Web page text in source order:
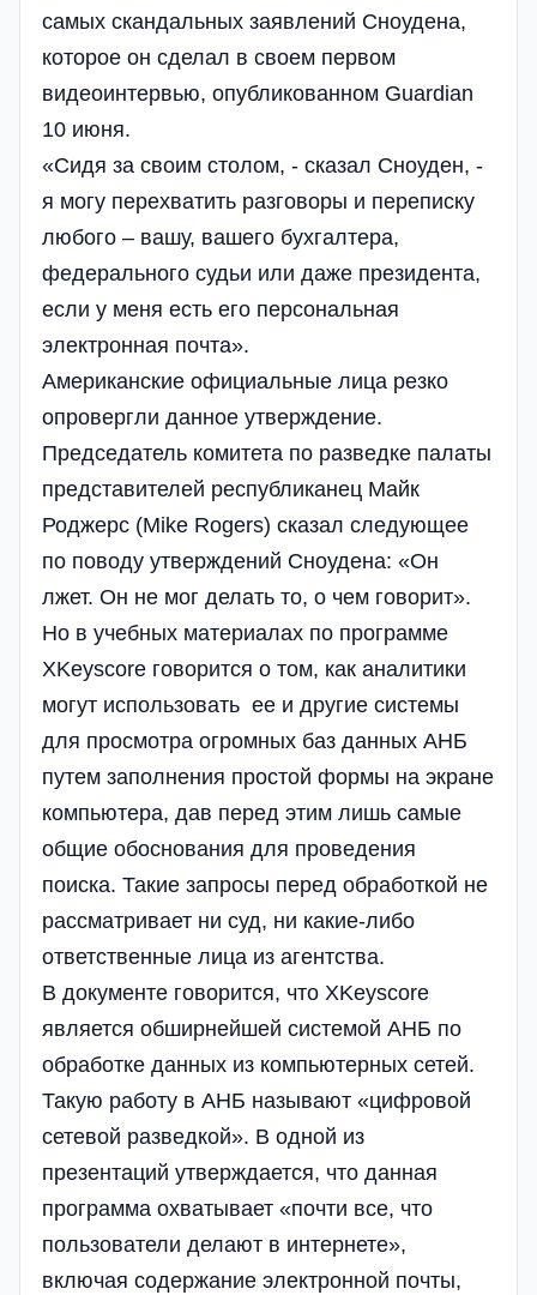
самых скандальных заявлений Сноудена,
которое он сделал в своем первом
видеоинтервью, опубликованном Guardian
10 июня.
«Сидя за своим столом, - сказал Сноуден, -
я могу перехватить разговоры и переписку
любого – вашу, вашего бухгалтера,
федерального судьи или даже президента,
если у меня есть его персональная
электронная почта».
Американские официальные лица резко
опровергли данное утверждение.
Председатель комитета по разведке палаты
представителей республиканец Майк
Роджерс (Mike Rogers) сказал следующее
по поводу утверждений Сноудена: «Он
лжет. Он не мог делать то, о чем говорит».
Но в учебных материалах по программе
XKeyscore говорится о том, как аналитики
могут использовать ее и другие системы
для просмотра огромных баз данных АНБ
путем заполнения простой формы на экране
компьютера, дав перед этим лишь самые
общие обоснования для проведения
поиска. Такие запросы перед обработкой не
рассматривает ни суд, ни какие-либо
ответственные лица из агентства.
В документе говорится, что XKeyscore
является обширнейшей системой АНБ по
обработке данных из компьютерных сетей.
Такую работу в АНБ называют «цифровой
сетевой разведкой». В одной из
презентаций утверждается, что данная
программа охватывает «почти все, что
пользователи делают в интернете»,
включая содержание электронной почты,